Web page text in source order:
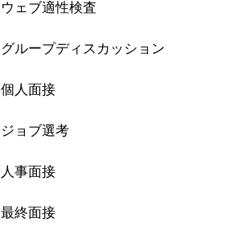
ウェブ適性検査
グループディスカッション
個人面接
ジョブ選考
人事面接
最終面接